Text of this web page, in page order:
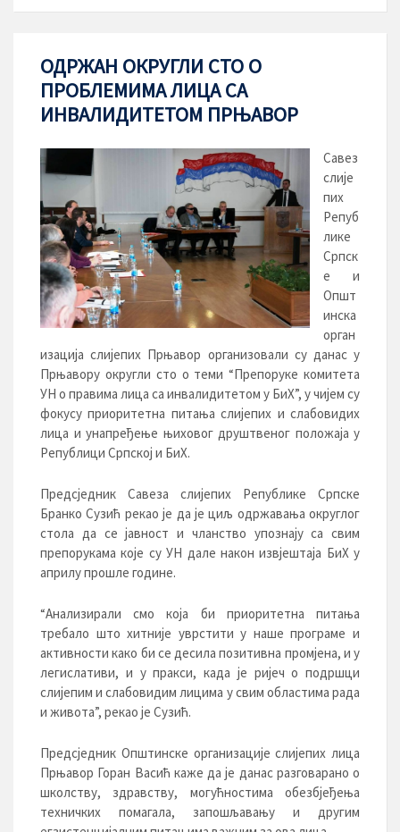
ОДРЖАН ОКРУГЛИ СТО О
ПРОБЛЕМИМА ЛИЦА СА
ИНВАЛИДИТЕТОМ ПРЊАВОР
Савез
слије
пих
Репуб
лике
Српск
е и
Општ
инска
орган
изација слијепих Прњавор организовали су данас у
Прњавору округли сто о теми “Препоруке комитета
УН о правима лица са инвалидитетом у БиХ”, у чијем су
фокусу приоритетна питања слијепих и слабовидих
лица и унапређење њиховог друштвеног положаја у
Републици Српској и БиХ.
Предсједник Савеза слијепих Републике Српске
Бранко Сузић рекао је да је циљ одржавања округлог
стола да се јавност и чланство упознају са свим
препорукама које су УН дале након извјештаја БиХ у
априлу прошле године.
“Анализирали смо која би приоритетна питања
требало што хитније уврстити у наше програме и
активности како би се десила позитивна промјена, и у
легислативи, и у пракси, када је ријеч о подршци
слијепим и слабовидим лицима у свим областима рада
и живота”, рекао је Сузић.
Предсједник Општинске организације слијепих лица
Прњавор Горан Васић каже да је данас разговарано о
школству, здравству, могућностима обезбјеђења
техничких помагала, запошљавању и другим